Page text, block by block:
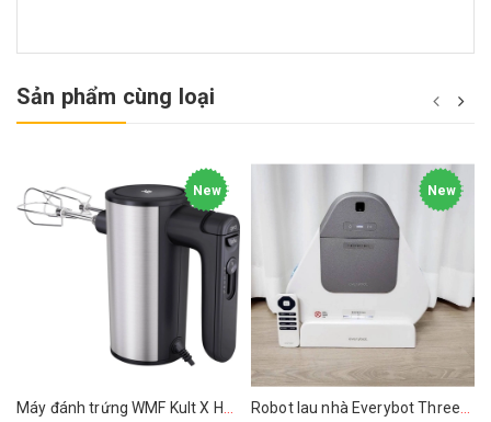
Sản phẩm cùng loại
New
Máy đánh trứng WMF Kult X Handmixer Edition
New
Robot lau nhà Everybot Three-Spin EVO TS400